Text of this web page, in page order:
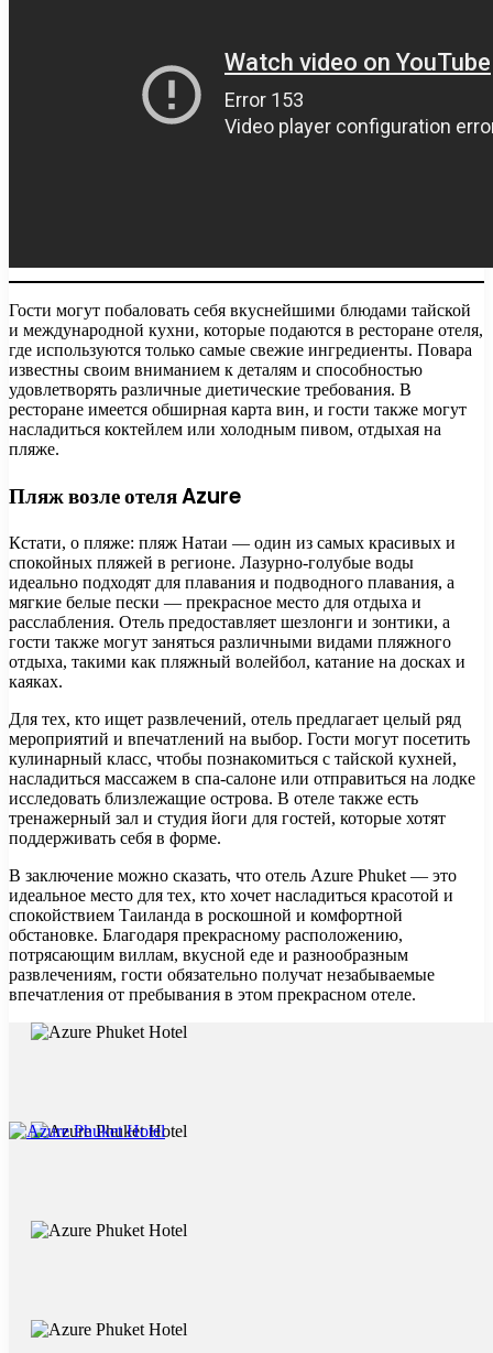
Гости могут побаловать себя вкуснейшими блюдами тайской
и международной кухни, которые подаются в ресторане отеля,
где используются только самые свежие ингредиенты. Повара
известны своим вниманием к деталям и способностью
удовлетворять различные диетические требования. В
ресторане имеется обширная карта вин, и гости также могут
насладиться коктейлем или холодным пивом, отдыхая на
пляже.
Пляж возле отеля Azure
Кстати, о пляже: пляж Натаи — один из самых красивых и
спокойных пляжей в регионе. Лазурно-голубые воды
идеально подходят для плавания и подводного плавания, а
мягкие белые пески — прекрасное место для отдыха и
расслабления. Отель предоставляет шезлонги и зонтики, а
гости также могут заняться различными видами пляжного
отдыха, такими как пляжный волейбол, катание на досках и
каяках.
Для тех, кто ищет развлечений, отель предлагает целый ряд
мероприятий и впечатлений на выбор. Гости могут посетить
кулинарный класс, чтобы познакомиться с тайской кухней,
насладиться массажем в спа-салоне или отправиться на лодке
исследовать близлежащие острова. В отеле также есть
тренажерный зал и студия йоги для гостей, которые хотят
поддерживать себя в форме.
В заключение можно сказать, что отель Azure Phuket — это
идеальное место для тех, кто хочет насладиться красотой и
спокойствием Таиланда в роскошной и комфортной
обстановке. Благодаря прекрасному расположению,
потрясающим виллам, вкусной еде и разнообразным
развлечениям, гости обязательно получат незабываемые
впечатления от пребывания в этом прекрасном отеле.